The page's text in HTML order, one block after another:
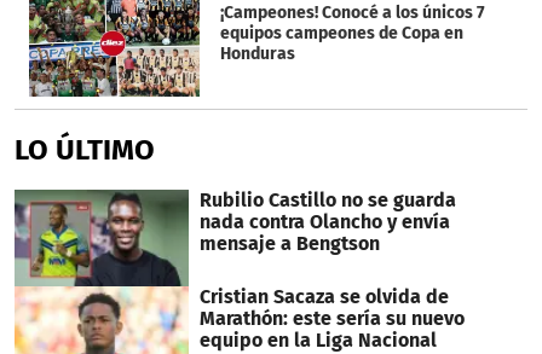
¡Campeones! Conocé a los únicos 7
equipos campeones de Copa en
Honduras
LO ÚLTIMO
Rubilio Castillo no se guarda
nada contra Olancho y envía
mensaje a Bengtson
Cristian Sacaza se olvida de
Marathón: este sería su nuevo
equipo en la Liga Nacional